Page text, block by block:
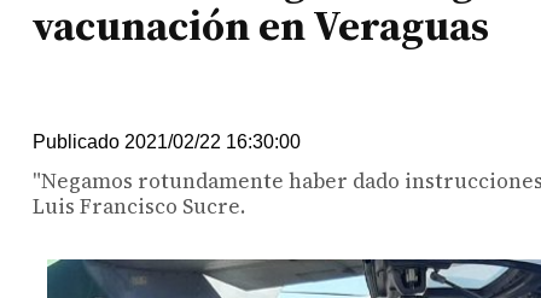
vacunación en Veraguas
Publicado 2021/02/22 16:30:00
"Negamos rotundamente haber dado
Luis Francisco Sucre.